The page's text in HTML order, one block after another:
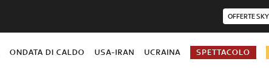
OFFERTE SKY
ONDATA DI CALDO USA-IRAN UCRAINA SPETTACOLO